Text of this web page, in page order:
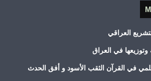
العراقي
وتوزيعها في العراق
في القرآن الثقب الأسود و أفق الحدث